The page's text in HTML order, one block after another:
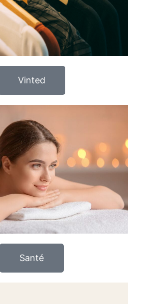
Vinted
Santé